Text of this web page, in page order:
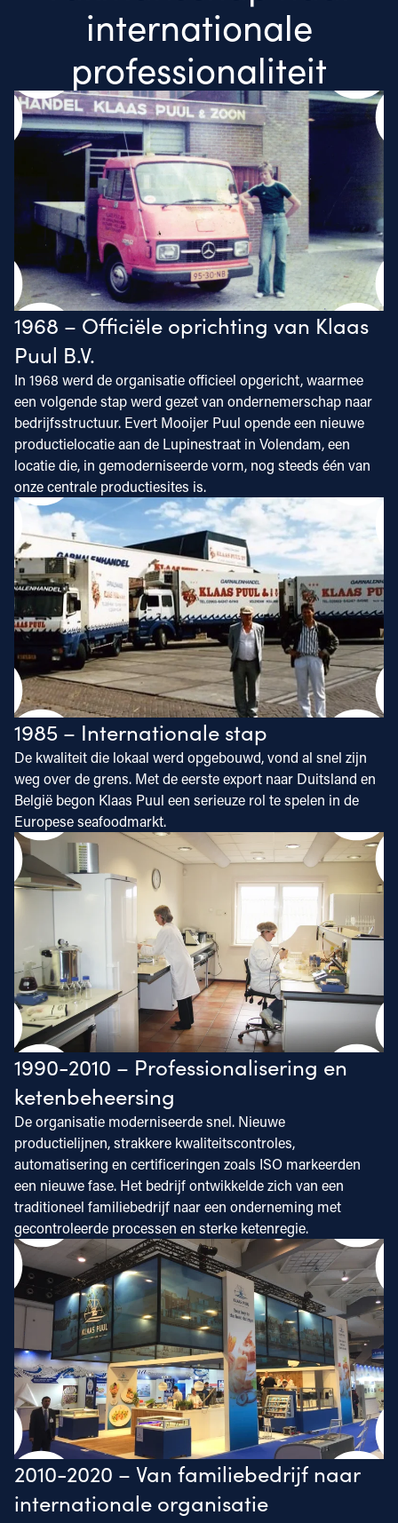
internationale
professionaliteit
1968 – Officiële oprichting van Klaas
Puul B.V.
In 1968 werd de organisatie officieel opgericht, waarmee
een volgende stap werd gezet van ondernemerschap naar
bedrijfsstructuur. Evert Mooijer Puul opende een nieuwe
productielocatie aan de Lupinestraat in Volendam, een
locatie die, in gemoderniseerde vorm, nog steeds één van
onze centrale productiesites is.
1985 – Internationale stap
De kwaliteit die lokaal werd opgebouwd, vond al snel zijn
weg over de grens. Met de eerste export naar Duitsland en
België begon Klaas Puul een serieuze rol te spelen in de
Europese seafoodmarkt.
1990-2010 – Professionalisering en
ketenbeheersing
De organisatie moderniseerde snel. Nieuwe
productielijnen, strakkere kwaliteitscontroles,
automatisering en certificeringen zoals ISO markeerden
een nieuwe fase. Het bedrijf ontwikkelde zich van een
traditioneel familiebedrijf naar een onderneming met
gecontroleerde processen en sterke ketenregie.
2010-2020 – Van familiebedrijf naar
internationale organisatie